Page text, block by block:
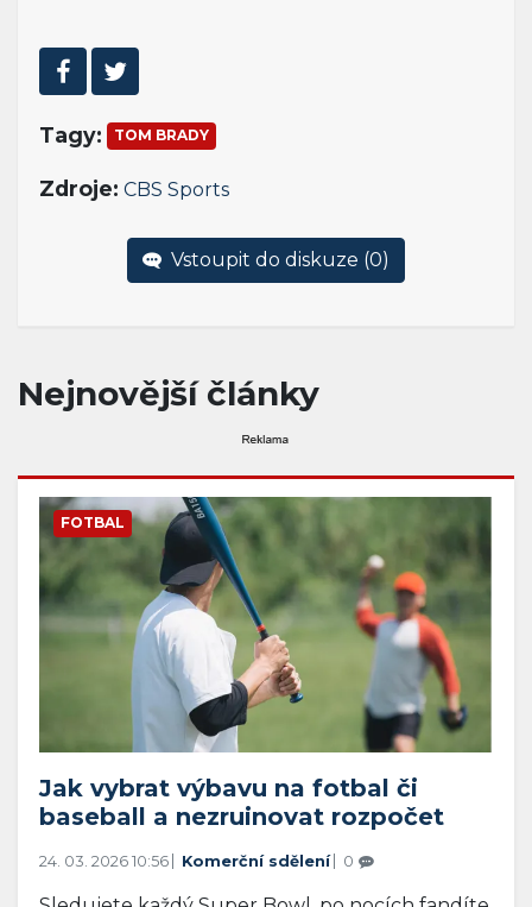
Tagy: TOM BRADY
Zdroje: CBS Sports
Vstoupit do diskuze (0)
Nejnovější články
FOTBAL
Jak vybrat výbavu na fotbal či
baseball a nezruinovat rozpočet
24. 03. 2026 10:56 Komerční sdělení 0